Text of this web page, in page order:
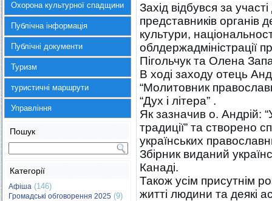
Охорона культурної спадщини
Публічна інформація
Публічні документи
Туризм
туристичні маршрути
Управління
Пошук
Категорії
Афіша (146)
Громадські обговорення 2025 (9)
Захід відбувся за
представників органів
культури,
облдержадміністрації
Пігольчук та Олена
В ході заходу отець
“Молитовник
“Дух і літера” .
Як зазначив о. Андрій:
традиції” та створено
українських
Збірник виданий
Канаді.
Також усім присутнім
житті людини та деякі